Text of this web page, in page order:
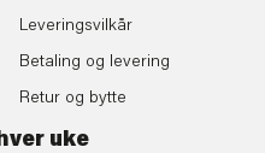
Leveringsvilkår
Betaling og levering
Retur og bytte
uke